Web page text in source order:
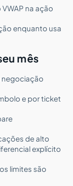
na ação
enquanto usa
mês
negociação
e por ticket
de alto
explícito
limites são